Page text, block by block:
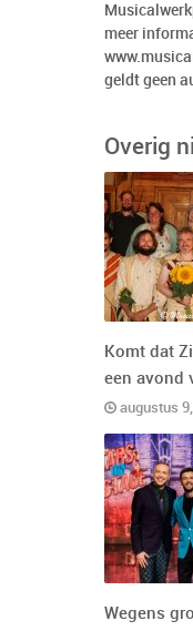
meer
geldt geen
Overig
Komt dat
een avond
augustus
Wegens